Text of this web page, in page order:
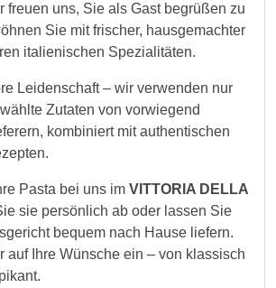
freuen uns, Sie als Gast begrüßen zu
Sie mit frischer, hausgemachter
italienischen Spezialitäten.
Leidenschaft – wir verwenden nur
Zutaten von vorwiegend
kombiniert mit authentischen
Pasta bei uns im VITTORIA DELLA
sie persönlich ab oder lassen Sie
bequem nach Hause liefern.
auf Ihre Wünsche ein – von klassisch